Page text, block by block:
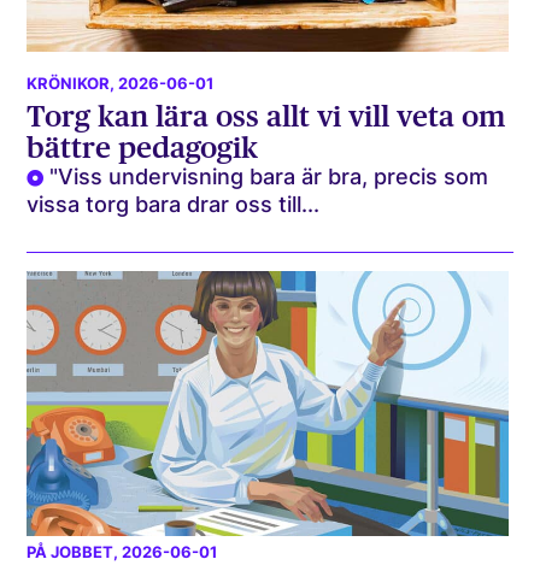
KRÖNIKOR, 2026-06-01
Torg kan lära oss allt vi vill veta om
bättre pedagogik
"Viss undervisning bara är bra, precis som
vissa torg bara drar oss till...
PÅ JOBBET, 2026-06-01